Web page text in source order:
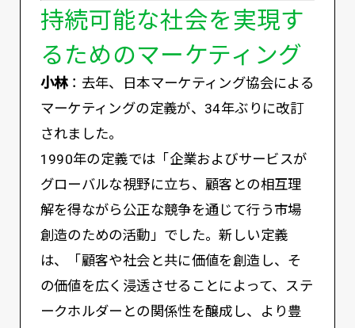
持続可能な社会を実現す
るためのマーケティング
小林：去年、日本マーケティング協会による
マーケティングの定義が、34年ぶりに改訂
されました。
1990年の定義では「企業およびサービスが
グローバルな視野に立ち、顧客との相互理
解を得ながら公正な競争を通じて行う市場
創造のための活動」でした。新しい定義
は、「顧客や社会と共に価値を創造し、そ
の価値を広く浸透させることによって、ステ
ークホルダーとの関係性を醸成し、より豊